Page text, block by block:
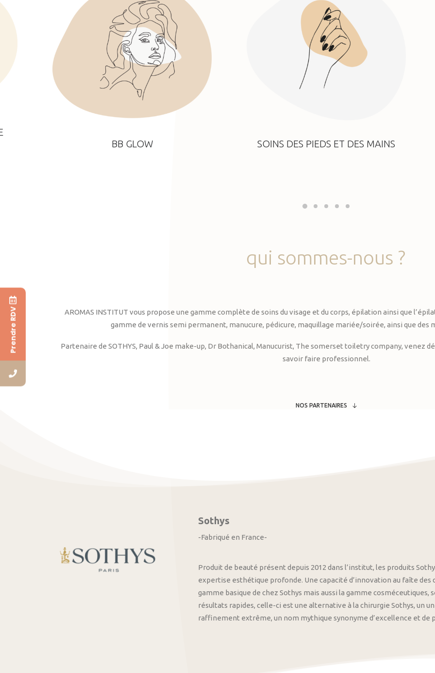
BB GLOW
SOINS DES PIEDS ET DES MAINS
qui sommes-nous ?
AROMAS INSTITUT vous propose une gamme complète de soins du visage et du corps, épilation ainsi que
gamme de vernis semi permanent, manucure, pédicure, maquillage mariée/soirée, ainsi que des
Partenaire de SOTHYS, Paul & Joe make-up, Dr Bothanical, Manucurist, The somerset toiletry company, venez
savoir faire professionnel.
NOS PARTENAIRES
Sothys
-Fabriqué en France-
Produit de beauté présent depuis 2012 dans l’institut, les produits
expertise esthétique profonde. Une capacité d’innovation au faîte
gamme basique de chez Sothys mais aussi la gamme
résultats rapides, celle-ci est une alternative à la chirurgie Sothys, un
raffinement extrême, un nom mythique synonyme d’excellence et de
Prendre RDV